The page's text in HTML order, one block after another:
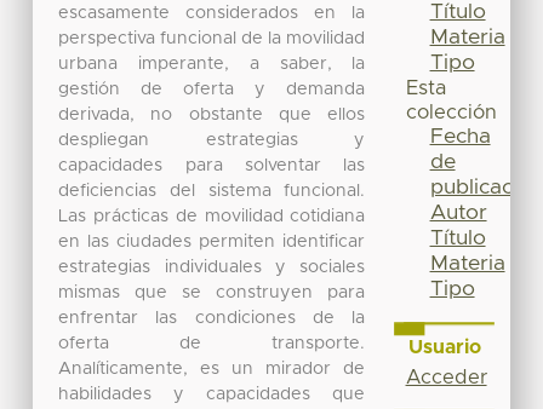
escasamente considerados en la
perspectiva funcional de la movilidad
urbana imperante, a saber, la
gestión de oferta y demanda
derivada, no obstante que ellos
despliegan estrategias y
capacidades para solventar las
deficiencias del sistema funcional.
Las prácticas de movilidad cotidiana
en las ciudades permiten identificar
estrategias individuales y sociales
mismas que se construyen para
enfrentar las condiciones de la
oferta de transporte.
Analíticamente, es un mirador de
habilidades y capacidades que
Título
Materia
Tipo
Esta
colección
Fecha
de
publicación
Autor
Título
Materia
Tipo
Usuario
Acceder